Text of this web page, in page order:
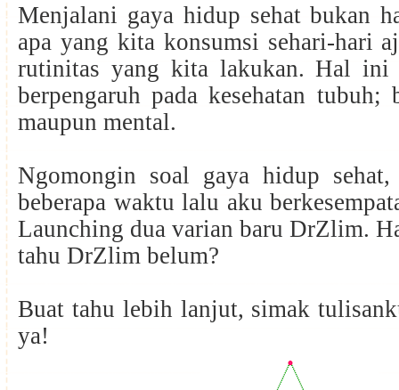
Menjalani gaya hidup sehat bukan
apa yang kita konsumsi sehari-hari
rutinitas yang kita lakukan. Hal ini
berpengaruh pada kesehatan
maupun mental.
Ngomongin soal gaya hidup
beberapa waktu lalu aku
Launching dua varian baru DrZlim.
tahu DrZlim belum?
Buat tahu lebih lanjut, simak
ya!